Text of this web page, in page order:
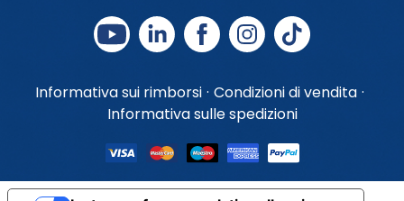
Informativa sui rimborsi · Condizioni di vendita ·
Informativa sulle spedizioni